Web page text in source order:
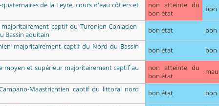
de la Leyre, cours d'eau côtiers et
non atteinte du
bon état
bon
captif du Turonien-Coniacien-
Bassin aquitain
bon état
bon
majoritairement captif du Nord du Bassin
bon état bon
moyen et supérieur majoritairement captif au
non atteinte du
bon état
Maastrichtien captif du littoral nord bon état bon